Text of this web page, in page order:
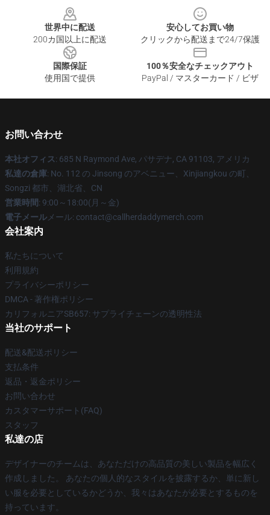
世界中に配送
200カ国以上に配送
安心してお買い物
クリックから配送まで24/7保護
国際保証
使用国で提供
100％安全なチェックアウト
PayPal / マスターカード / ビザ
お問い合わせ
本社オフィス: 685 N Raymond Ave, パサデナ, CA 91103, アメリカ
私達の倉庫: No. 112 の Jinsong のアベニュー、Xinjiangkou の町、
Songzi 都市、湖北省、CN
営業時間: 9:00～18:00(月～金)
電子メール メール: contact@callherdaddymerch.com
会社案内
私たちについて
利用規約
プライバシーポリシー
DMCA - 著作権ポリシー
カリフォルニアSB657: サプライチェーンの透明性法
当社のサポート
配送&配送ポリシー
支払条件
返品・返金ポリシー
お問い合わせ
カスタマーサポート(FAQ)
スタッフ
私達の店
デザイナーのチームは、あなただけの高品質の美しい製品を幅広く
作成しました。 あなたの個人的なスタイルを披露するか、単に新し
い服を必要としているかどうか、我々はあなたが必要とするものを
持っています。